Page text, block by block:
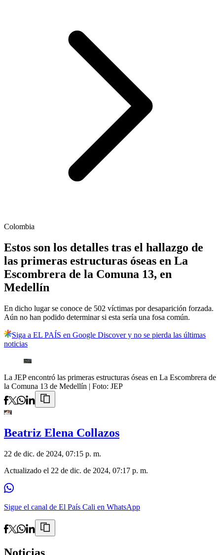
Colombia
Estos son los detalles tras el hallazgo de
las primeras estructuras óseas en La
Escombrera de la Comuna 13, en
Medellín
En dicho lugar se conoce de 502 víctimas por desaparición forzada.
Aún no han podido determinar si esta sería una fosa común.
Siga a EL PAÍS en Google Discover y no se pierda las últimas
noticias
La JEP encontró las primeras estructuras óseas en La Escombrera de
la Comuna 13 de Medellín | Foto: JEP
Beatriz Elena Collazos
22 de dic. de 2024, 07:15 p. m.
Actualizado el 22 de dic. de 2024, 07:17 p. m.
Sigue el canal de El País Cali en WhatsApp